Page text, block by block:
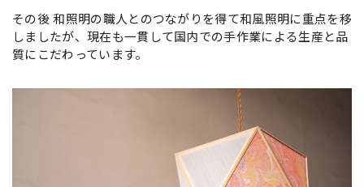
その後 和照明の職人とのつながりを得て和風照明に重点を移
しましたが、現在も一貫して国内での手作業による生産と品
質にこだわっています。